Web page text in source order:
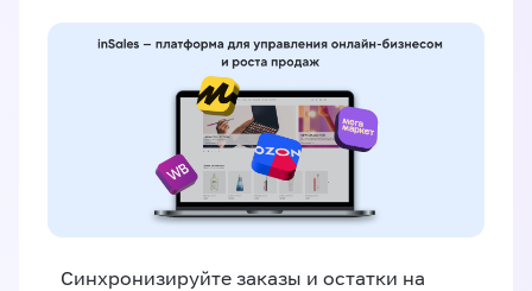
Синхронизируйте заказы и остатки на